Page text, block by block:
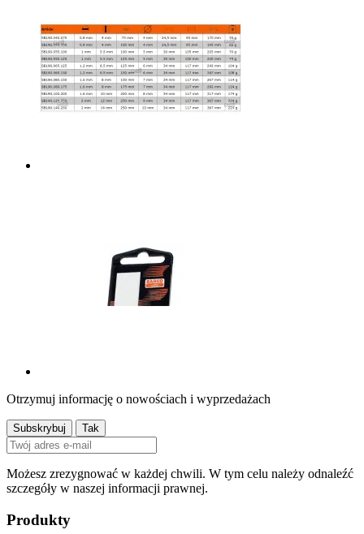
Otrzymuj informację o nowościach i wyprzedażach
Możesz zrezygnować w każdej chwili. W tym celu należy odnaleźć
szczegóły w naszej informacji prawnej.
Produkty